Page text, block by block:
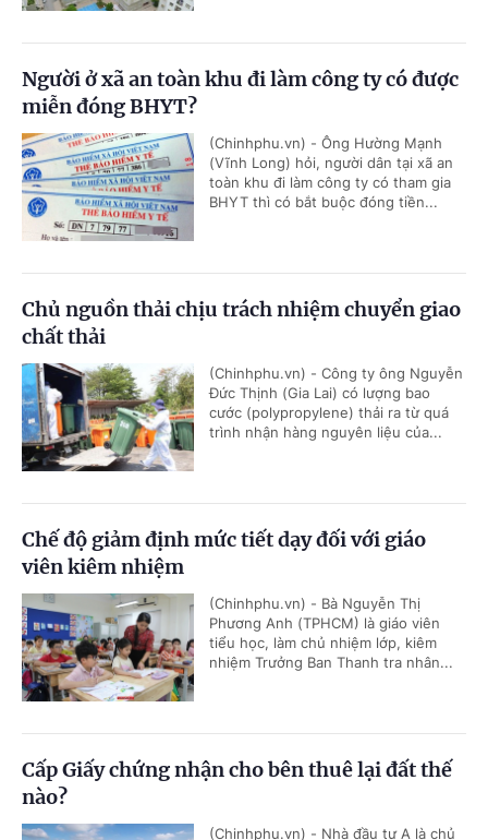
Người ở xã an toàn khu đi làm công ty có được
miễn đóng BHYT?
(Chinhphu.vn) - Ông Hường Mạnh
(Vĩnh Long) hỏi, người dân tại xã an
toàn khu đi làm công ty có tham gia
BHYT thì có bắt buộc đóng tiền...
Chủ nguồn thải chịu trách nhiệm chuyển giao
chất thải
(Chinhphu.vn) - Công ty ông Nguyễn
Đức Thịnh (Gia Lai) có lượng bao
cước (polypropylene) thải ra từ quá
trình nhận hàng nguyên liệu của...
Chế độ giảm định mức tiết dạy đối với giáo
viên kiêm nhiệm
(Chinhphu.vn) - Bà Nguyễn Thị
Phương Anh (TPHCM) là giáo viên
tiểu học, làm chủ nhiệm lớp, kiêm
nhiệm Trưởng Ban Thanh tra nhân...
Cấp Giấy chứng nhận cho bên thuê lại đất thế
nào?
(Chinhphu.vn) - Nhà đầu tư A là chủ